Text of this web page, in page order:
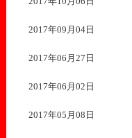
2017年09月04日
2017年06月27日
2017年06月02日
2017年05月08日